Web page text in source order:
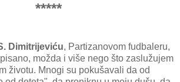
*****
Dimitrijeviću, Partizanovom fudbaleru,
možda i više nego što zaslužujem
životu. Mnogi su pokušavali da od